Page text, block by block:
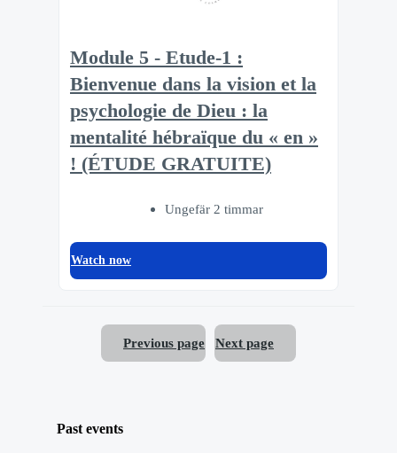
Module 5 - Etude-1 :
Bienvenue dans la vision et la
psychologie de Dieu : la
mentalité hébraïque du « en »
! (ÉTUDE GRATUITE)
Ungefär 2 timmar
Watch now
Previous page Next page
Past events